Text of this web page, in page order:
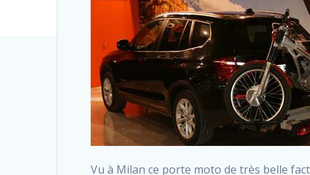
Vu à Milan ce porte moto de très belle